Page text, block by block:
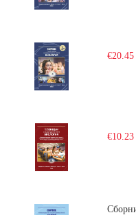
€20.45
€10.23